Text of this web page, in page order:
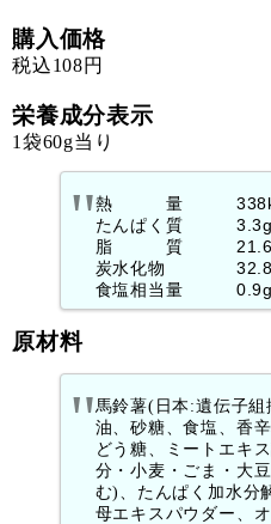
購入価格
税込108円
栄養成分表示
1袋60g当り
熱 量
たんぱく質 3.3g
脂 質
炭水化物
食塩相当量 0.9g
原材料
馬鈴薯(日本:遺伝子
油、砂糖、食塩、香
どう糖、ミートエキ
分・小麦・ごま・大
む)、たんぱく加水分
母エキスパウダー、